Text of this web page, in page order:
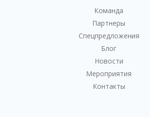
Команда
Партнеры
Спецпредложения
Блог
Новости
Мероприятия
Контакты